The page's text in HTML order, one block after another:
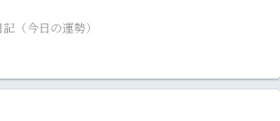
記（今日の運勢）